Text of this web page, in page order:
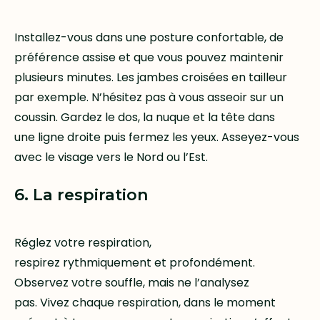
Installez-vous dans une posture confortable, de
préférence assise et que vous pouvez maintenir
plusieurs minutes. Les jambes croisées en tailleur
par exemple. N’hésitez pas à vous asseoir sur un
coussin. Gardez le dos, la nuque et la tête dans
une ligne droite puis fermez les yeux. Asseyez-vous
avec le visage vers le Nord ou l’Est.
6. La respiration
Réglez votre respiration,
respirez rythmiquement et profondément.
Observez votre souffle, mais ne l’analysez
pas. Vivez chaque respiration, dans le moment